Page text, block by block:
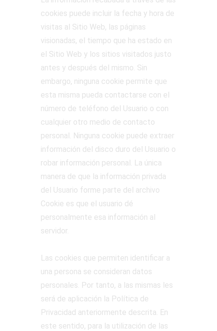
cookies puede incluir la fecha y hora de
visitas al Sitio Web, las páginas
visionadas, el tiempo que ha estado en
el Sitio Web y los sitios visitados justo
antes y después del mismo. Sin
embargo, ninguna cookie permite que
esta misma pueda contactarse con el
número de teléfono del Usuario o con
cualquier otro medio de contacto
personal. Ninguna cookie puede extraer
información del disco duro del Usuario o
robar información personal. La única
manera de que la información privada
del Usuario forme parte del archivo
Cookie es que el usuario dé
personalmente esa información al
servidor.
Las cookies que permiten identificar a
una persona se consideran datos
personales. Por tanto, a las mismas les
será de aplicación la Política de
Privacidad anteriormente descrita. En
este sentido, para la utilización de las